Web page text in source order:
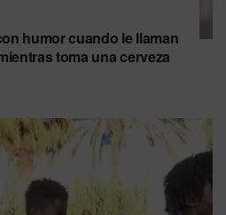
humor cuando le llaman
toma una cerveza